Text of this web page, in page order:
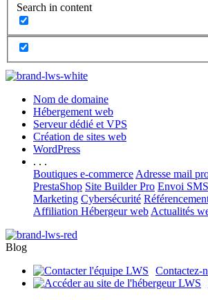
Search in content
Nom de domaine
Hébergement web
Serveur dédié et VPS
Création de sites web
WordPress
. . .
Boutiques e-commerce Adresse mail
PrestaShop Site Builder Pro Envoi
Marketing Cybersécurité
Affiliation Hébergeur web Actualités
Blog
Contactez-